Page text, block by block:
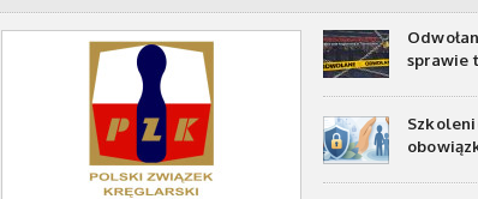
sprawie